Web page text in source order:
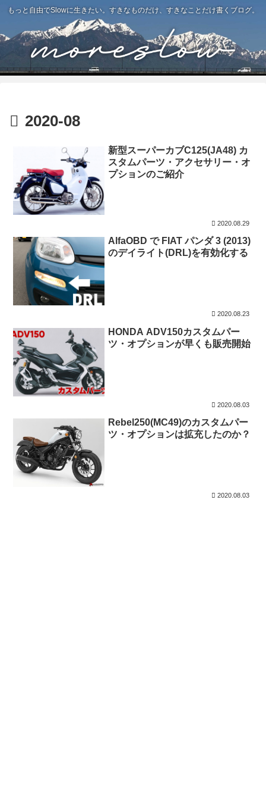
もっと自由でSlowに生きたい。すきなものだけ、すきなことだけ書くブログ。
2020-08
新型スーパーカブC125(JA48) カ
スタムパーツ・アクセサリー・オ
プションのご紹介
2020.08.29
AlfaOBD で FIAT パンダ 3 (2013)
のデイライト(DRL)を有効化する
2020.08.23
HONDA ADV150カスタムパー
ツ・オプションが早くも販売開始
2020.08.03
Rebel250(MC49)のカスタムパー
ツ・オプションは拡充したのか？
2020.08.03